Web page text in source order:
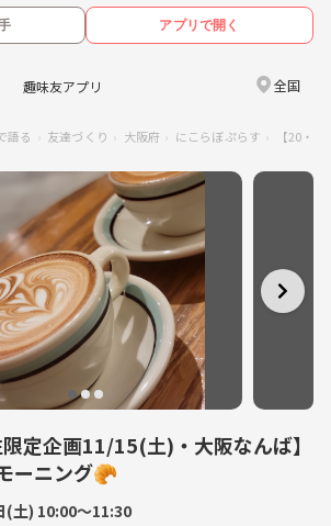
アプリで開く
趣味友アプリ 全国
語る 友達づくり 大阪府 にこらぼぷらす 【20・
限定企画11/15(土)・大阪なんば】
ーニング🥐
(土) 10:00〜11:30